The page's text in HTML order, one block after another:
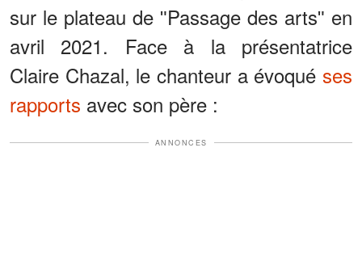
sur le plateau de ʺPassage des artsʺ en
avril 2021. Face à la présentatrice
Claire Chazal, le chanteur a évoqué ses
rapports avec son père :
ANNONCES